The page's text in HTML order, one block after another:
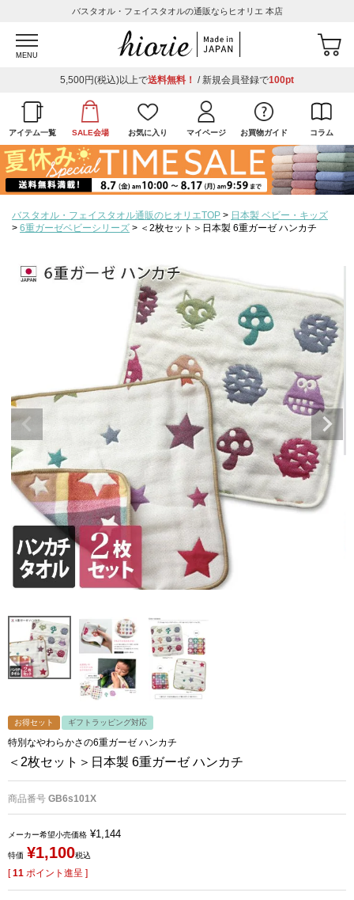
バスタオル・フェイスタオルの通販ならヒオリエ 本店
MENU
5,500円(税込)以上で送料無料！ / 新規会員登録で100pt
アイテム一覧 SALE会場 お気に入り マイページ お買物ガイド コラム
バスタオル・フェイスタオル通販のヒオリエTOP
日本製 ベビー・キッズ
6重ガーゼベビーシリーズ
＜2枚セット＞日本製 6重ガーゼ ハンカチ
お得セット ギフトラッピング対応
特別なやわらかさの6重ガーゼ ハンカチ
＜2枚セット＞日本製 6重ガーゼ ハンカチ
商品番号 GB6s101X
メーカー希望小売価格 ¥1,144
特価 ¥1,100税込
[11 ポイント進呈 ]